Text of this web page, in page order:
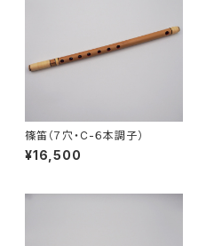
篠笛（７穴・C-６本調子）
¥16,500